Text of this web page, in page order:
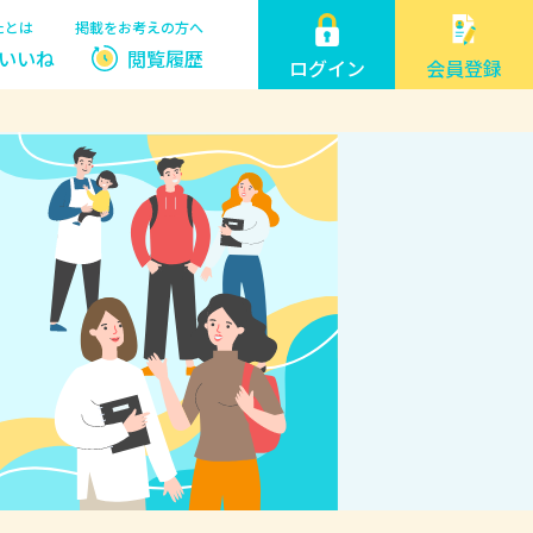
とは 掲載をお考えの方へ
いね 閲覧履歴 ログイン 会員登録